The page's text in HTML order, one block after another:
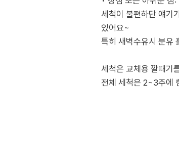
세척이 불편하단 얘기
있어요~
특히 새벽수유시 분유
세척은 교체용 깔때기
전체 세척은 2~3주에